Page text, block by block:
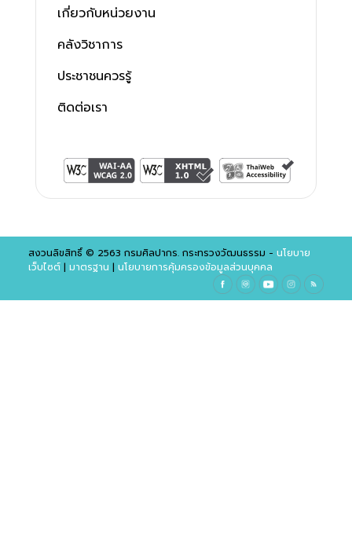
เกี่ยวกับหน่วยงาน
คลังวิชาการ
ประชาชนควรรู้
ติดต่อเรา
สงวนลิขสิทธิ์ © 2563 กรมศิลปากร. กระทรวงวัฒนธรรม - นโยบาย
เว็บไซต์| มาตรฐาน | นโยบายการคุ้มครองข้อมูลส่วนบุคคล